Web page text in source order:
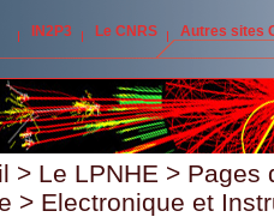
IN2P3 Le CNRS Autres sites
> Le LPNHE > Pages
> Electronique et